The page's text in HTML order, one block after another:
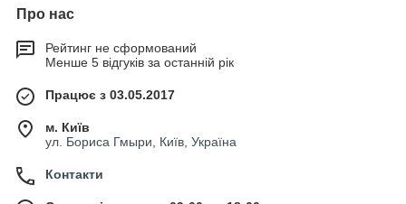
Про нас
Рейтинг не сформований
Менше 5 відгуків за останній рік
Працює з 03.05.2017
м. Київ
ул. Бориса Гмыри, Київ, Україна
Контакти